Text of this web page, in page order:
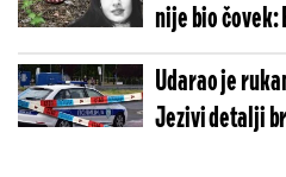
nije bio
(FOTO)
Udarao je
Jezivi detalji